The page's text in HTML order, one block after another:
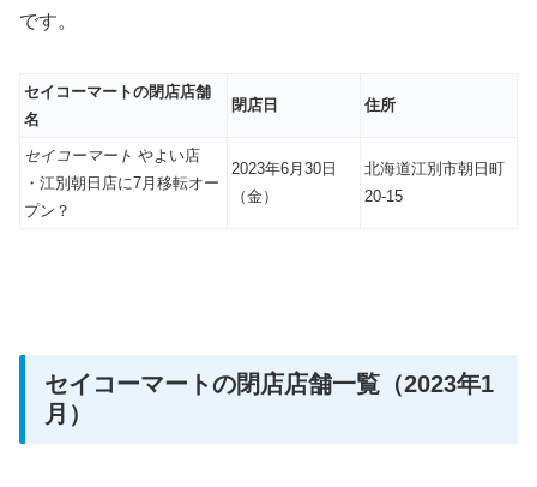
です。
セイコーマートの閉店店舗
名
閉店日 住所
セイコーマート やよい店
・江別朝日店に7月移転オー
プン？
2023年6月30日
（金）
北海道江別市朝日町
20-15
セイコーマートの閉店店舗一覧（2023年1
月）